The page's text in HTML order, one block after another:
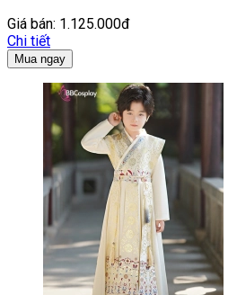
Giá bán: 1.125.000đ
Chi tiết
Mua ngay